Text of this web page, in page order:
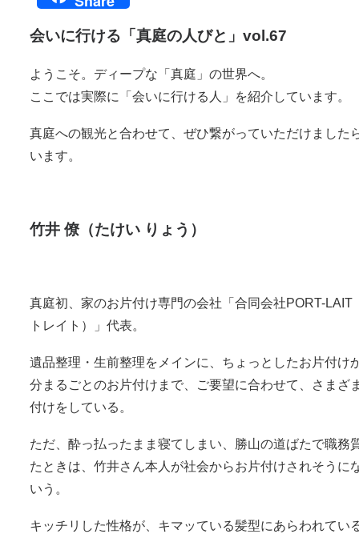
会いに行ける「真庭の人びと」vol.67
ようこそ。ディープな「真庭」の世界へ。
ここでは実際に「会いに行ける人」を紹介しています。
真庭への観光と合わせて、ぜひ繋がっていただけました
います。
竹井僚（たけい りょう）
真庭初、家のお片付け専門の会社「合同会社PORT-LAIT
トレイト）」代表。
遺品整理・生前整理をメインに、ちょっとしたお片付け
分まるごとのお片付けまで、ご要望に合わせて、さまざ
付けをしている。
ただ、酔っ払ったまま寝てしまい、勝山の道ばたで職務
たときは、竹井さん本人が社会からお片付けされそうに
いう。
キッチリした性格が、キマッている髪型にあらわれてい